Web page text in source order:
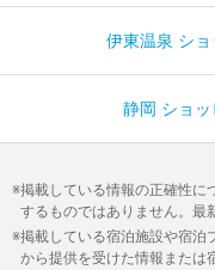
伊東温泉 シ
静岡 ショ
掲載している情報の正確性に
するものではありません。最
掲載している宿泊施設や宿泊
から提供を受けた情報または